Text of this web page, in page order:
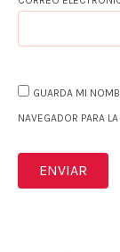
GUARDA MI
NAVEGADOR PARA